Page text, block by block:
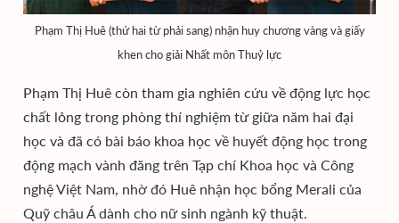
Phạm Thị Huê (thứ hai từ phải sang) nhận huy chương vàng và giấy
khen cho giải Nhất môn Thuỷ lực
Phạm Thị Huê còn tham gia nghiên cứu về động lực học
chất lỏng trong phòng thí nghiệm từ giữa năm hai đại
học và đã có bài báo khoa học về huyết động học trong
động mạch vành đăng trên Tạp chí Khoa học và Công
nghệ Việt Nam, nhờ đó Huê nhận học bổng Merali của
Quỹ châu Á dành cho nữ sinh ngành kỹ thuật.